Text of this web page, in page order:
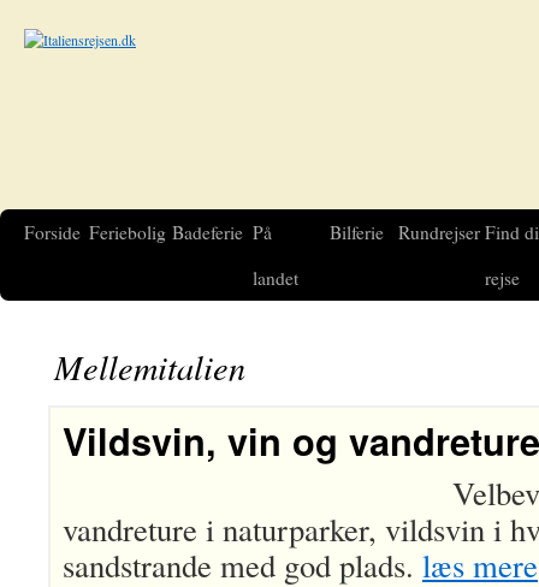
Forside Feriebolig Badeferie På
landet
Bilferie Rundrejser Find
rejse
Mellemitalien
Vildsvin, vin og vandreture
vandreture i naturparker, vildsvin i
sandstrande med god plads. læs mere